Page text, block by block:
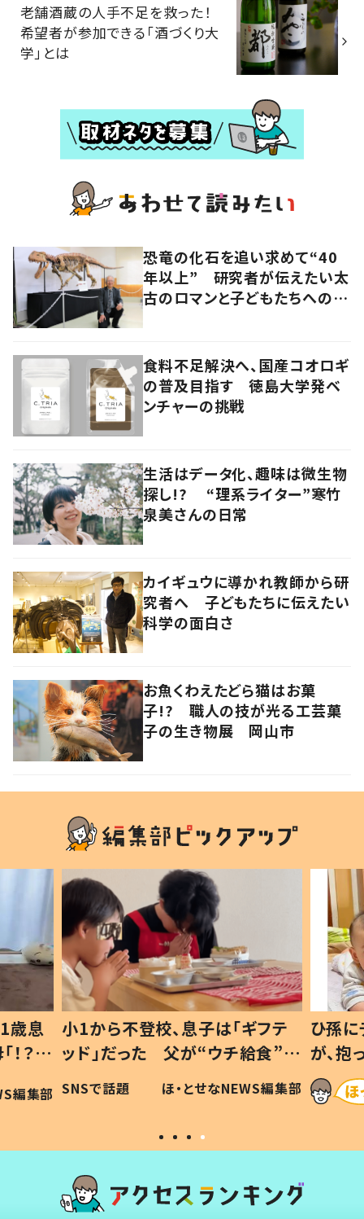
老舗酒蔵の人手不足を救った！
希望者が参加できる「酒づくり大
学」とは
恐竜の化石を追い求めて“40
年以上” 研究者が伝えたい太
古のロマンと子どもたちへのメ
食料不足解決へ、国産コオロギ
の普及目指す 徳島大学発ベ
ンチャーの挑戦
生活はデータ化、趣味は微生物
探し!? “理系ライター”寒竹
泉美さんの日常
カイギュウに導かれ教師から研
究者へ 子どもたちに伝えたい
科学の面白さ
お魚くわえたどら猫はお菓
子!? 職人の技が光る工芸菓
子の生き物展 岡山市
歳息
？」
編集部
小1から不登校、息子は「ギフテ
ッド」だった 父が“ウチ給食”を
作り続ける理由とは #令和の親
#令和の子
SNSで話題 ほ・とせなNEWS編集部
ひ孫
が、
「涙が
い」